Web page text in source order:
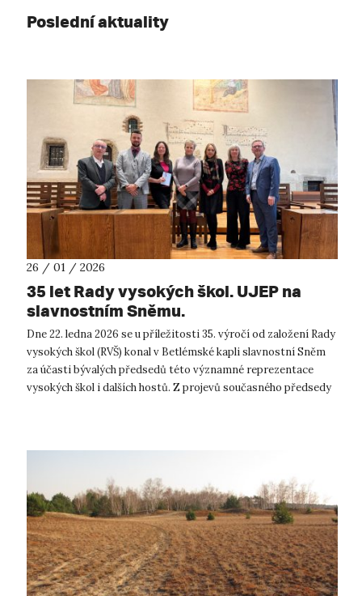
Poslední aktuality
26 / 01 / 2026
35 let Rady vysokých škol. UJEP na
slavnostním Sněmu.
Dne 22. ledna 2026 se u příležitosti 35. výročí od založení Rady
vysokých škol (RVŠ) konal v Betlémské kapli slavnostní Sněm
za účasti bývalých předsedů této významné reprezentace
vysokých škol i dalších hostů. Z projevů současného předsedy